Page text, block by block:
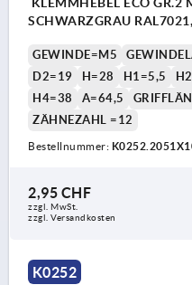
KLEMMHEBEL ECO GR.2
SCHWARZGRAU
GEWINDE=M5
D2=19
H=28 H1=5,5
H4=38
A=64,5
ZÄHNEZAHL =12
Bestellnummer:
2,95 CHF
zzgl. MwSt.
zzgl. Versandkosten
K0252